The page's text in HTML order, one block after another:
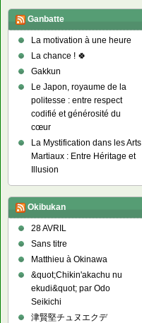
Ganbatte
La motivation à une heure
La chance ! 🍀
Gakkun
Le Japon, royaume de la
politesse : entre respect
codifié et générosité du
cœur
La Mystification dans les Arts
Martiaux : Entre Héritage et
Illusion
Okibukan
28 AVRIL
Sans titre
Matthieu à Okinawa
&quot;Chikin'akachu nu
ekudi&quot; par Odo
Seikichi
津賢堅チュヌエクデ